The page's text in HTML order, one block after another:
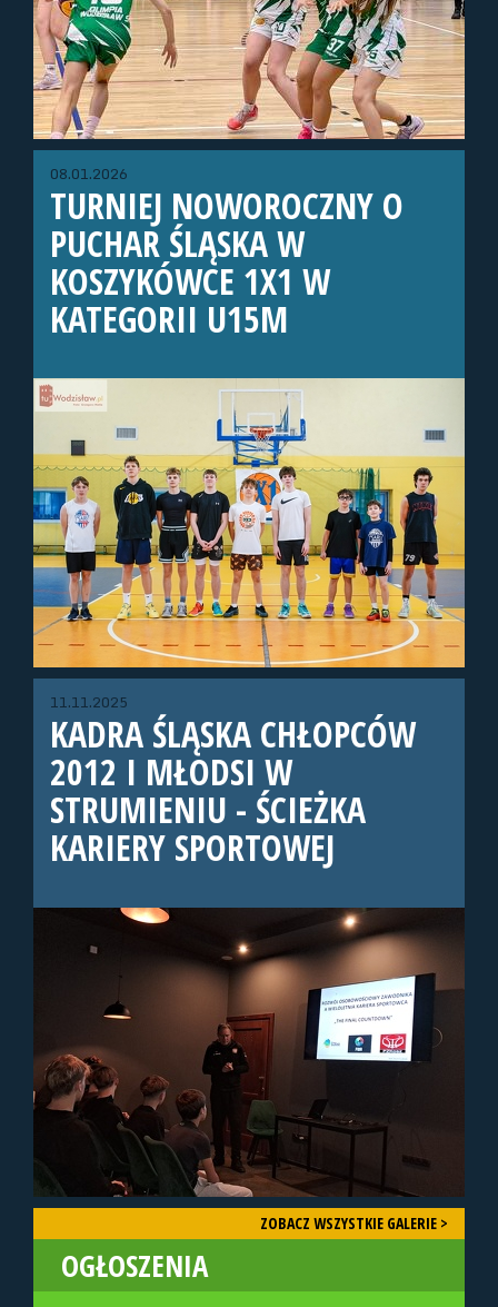
08.01.2026
TURNIEJ NOWOROCZNY O
PUCHAR ŚLĄSKA W
KOSZYKÓWCE 1X1 W
KATEGORII U15M
11.11.2025
KADRA ŚLĄSKA CHŁOPCÓW
2012 I MŁODSI W
STRUMIENIU - ŚCIEŻKA
KARIERY SPORTOWEJ
ZOBACZ WSZYSTKIE GALERIE >
OGŁOSZENIA